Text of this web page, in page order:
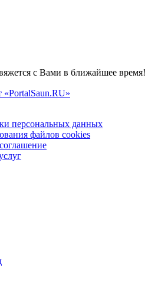
с Вами в ближайшее время!
персональных данных
файлов cookies